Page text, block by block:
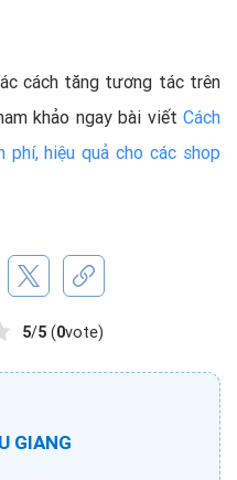
cách tăng tương tác trên
khảo ngay bài viết Cách
hiệu quả cho các shop
5/5 (0vote)
GIANG